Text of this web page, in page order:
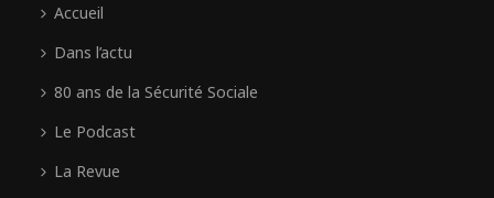
Accueil
Dans l’actu
80 ans de la Sécurité Sociale
Le Podcast
La Revue